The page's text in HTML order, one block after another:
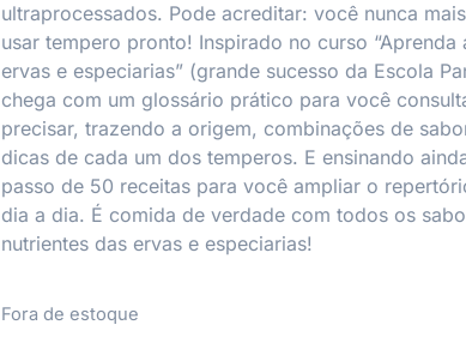
ultraprocessados. Pode acreditar: você nunca
usar tempero pronto! Inspirado no curso “Aprenda
ervas e especiarias” (grande sucesso da Escola
chega com um glossário prático para você
precisar, trazendo a origem, combinações de
dicas de cada um dos temperos. E ensinando
passo de 50 receitas para você ampliar o
dia a dia. É comida de verdade com todos os
nutrientes das ervas e especiarias!
Fora de estoque